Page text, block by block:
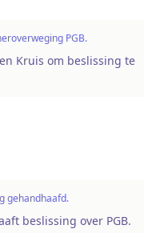
PGB.
Kruis om beslissing te
gehandhaafd.
beslissing over PGB.